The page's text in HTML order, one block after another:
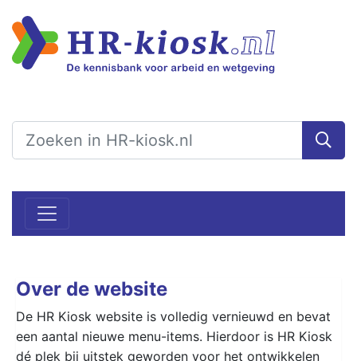
Over de website
De HR Kiosk website is volledig vernieuwd en bevat
een aantal nieuwe menu-items. Hierdoor is HR Kiosk
dé plek bij uitstek geworden voor het ontwikkelen